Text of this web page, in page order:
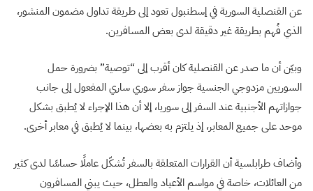
عن القنصلية السورية في إسطنبول تعود إلى طريقة تداول مضمون المنشور،
الذي فُهم بطريقة غير دقيقة لدى بعض المسافرين.
وبيّن أن ما صدر عن القنصلية كان أقرب إلى “توصية” بضرورة حمل
السوريين مزدوجي الجنسية جواز سفر سوري ساري المفعول إلى جانب
جوازاتهم الأجنبية عند السفر إلى سوريا، إلا أن هذا الإجراء لا يُطبق بشكل
موحد على جميع المعابر، إذ يلتزم به بعضها، بينما لا يُطبق في معابر أخرى.
وأضاف طرابلسية أن القرارات المتعلقة بالسفر تُشكّل عاملًا حساسًا لدى كثير
من العائلات، خاصة في مواسم الأعياد والعطل، حيث يبني المسافرون